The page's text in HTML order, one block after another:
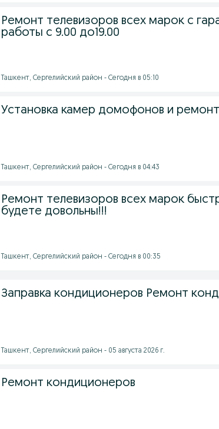
Ремонт телевизоров всех марок с
работы с 9.00 до19.00
Ташкент, Сергелийский район - Сегодня в 05:10
Установка камер домофонов и ремонт
Ташкент, Сергелийский район - Сегодня в 04:43
Ремонт телевизоров всех марок
будете довольны!!!
Ташкент, Сергелийский район - Сегодня в 00:35
Заправка кондиционеров Ремонт
Ташкент, Сергелийский район - 05 августа 2026 г.
Ремонт кондиционеров